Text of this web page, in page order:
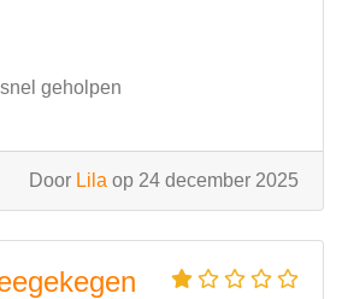
geholpen
Door Lila op 24 december 2025